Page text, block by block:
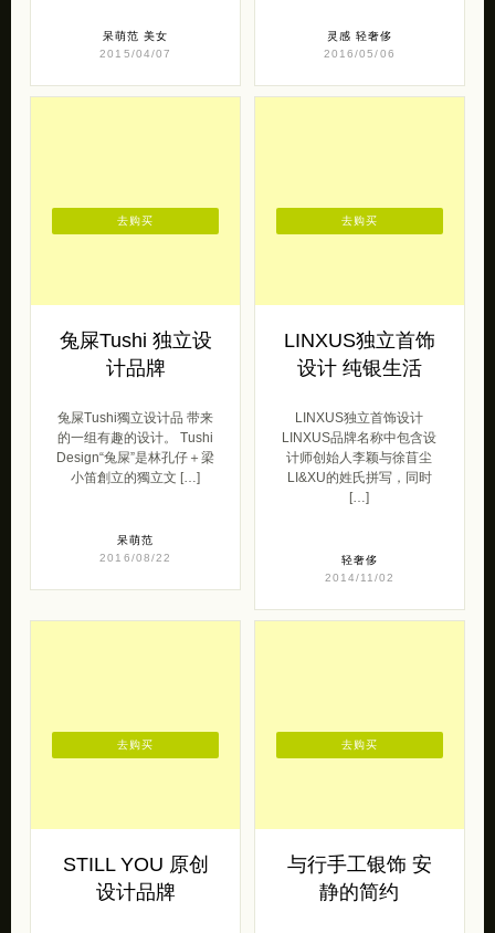
呆萌范 美女
2015/04/07
灵感 轻奢侈
2016/05/06
兔屎Tushi 独立设
计品牌
兔屎Tushi獨立设计品 带来
的一组有趣的设计。 Tushi
Design“兔屎”是林孔仔＋梁
小笛創立的獨立文 […]
呆萌范
2016/08/22
去购买
LINXUS独立首饰
设计 纯银生活
LINXUS独立首饰设计
LINXUS品牌名称中包含设
计师创始人李颖与徐苜尘
LI&XU的姓氏拼写，同时
[…]
轻奢侈
2014/11/02
去购买
STILL YOU 原创
设计品牌
去购买
与行手工银饰 安
静的简约
去购买